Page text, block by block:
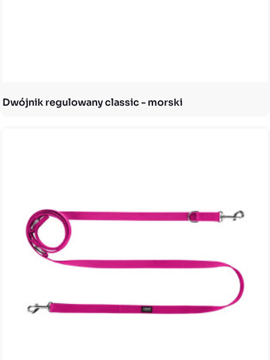
Dwójnik regulowany classic - morski